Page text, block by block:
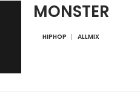
MONSTER
HIPHOP ALLMIX